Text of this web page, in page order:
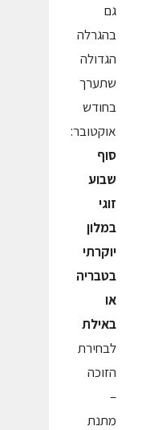
גם
בהגרלה
הגדולה
שתערך
בחודש
אוקטובר:
סוף
שבוע
זוגי
במלון
יוקרתי
בטבריה
או
באילת
לבחירת
הזוכה
–
מתנת